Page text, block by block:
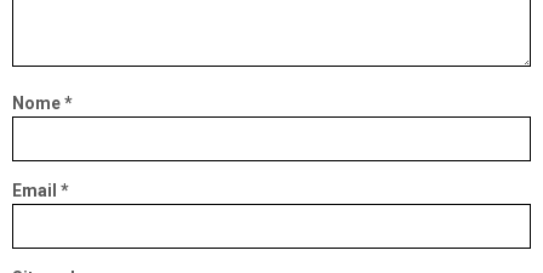
Nome*
Email *